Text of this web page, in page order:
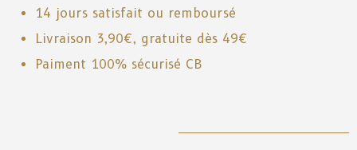
14 jours satisfait ou remboursé
Livraison 3,90€, gratuite dès 49€
Paiment 100% sécurisé CB